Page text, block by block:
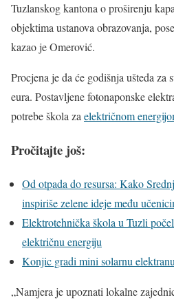
Tuzlanskog kantona o proširenju
objektima ustanova obrazovanja,
kazao je Omerović.
Procjena je da će godišnja ušteda za
eura. Postavljene fotonaponske
potrebe škola zaelektričnom
Pročitajte još:
Od otpada do resursa: Kako
inspiriše zelene ideje među
Elektrotehnička škola u Tuzli
električnu energiju
Konjic gradi mini solarnu
„Namjera je upoznati lokalne